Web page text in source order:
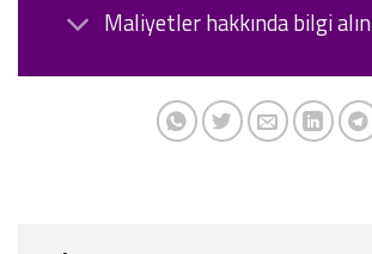
Maliyetler hakkında bilgi alın